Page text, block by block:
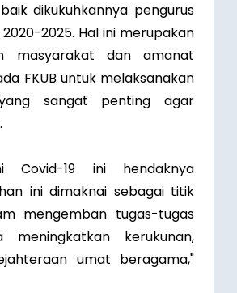
dikukuhkannya pengurus
2025. Hal ini merupakan
masyarakat dan amanat
FKUB untuk melaksanakan
sangat penting agar
Covid-19 ini hendaknya
ini dimaknai sebagai titik
mengemban tugas-tugas
meningkatkan kerukunan,
umat beragama,"